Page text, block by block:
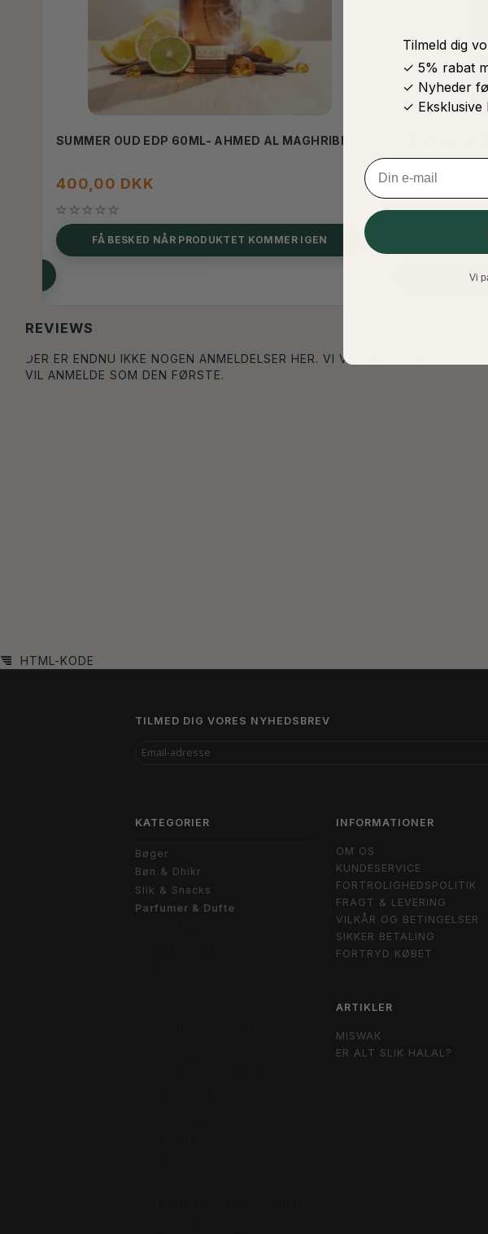
SUMMER OUD EDP 60ML- AHMED AL MAGHRIBI
400,00 DKK
FÅ BESKED NÅR PRODUKTET KOMMER IGEN
150,00 DKK
REVIEWS
DER ER ENDNU IKKE NOGEN ANMELDELSER HER. VI VIL VÆRE GLADE FOR
VIL ANMELDE SOM DEN FØRSTE.
HTML-KODE
TILMED DIG VORES NYHEDSBREV
EMAIL-
ADRESSE
KATEGORIER
Bøger
Bøn & Dhikr
Slik & Snacks
Parfumer & Dufte
INFORMATIONER
OM OS
KUNDESERVICE
FORTROLIGHEDSPOLITIK
FRAGT & LEVERING
VILKÅR OG BETINGELSER
SIKKER BETALING
FORTRYD KØBET
ARTIKLER
MISWAK
ER ALT SLIK HALAL?
Tilmeld dig
✓ 5% rabat
✓ Nyheder
✓ Eksklusive
Email
Vi